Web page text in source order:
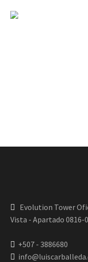
Evolution Tower
Vista - Apartado 0816-
+507 - 3886680